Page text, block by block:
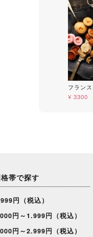
フラン
¥ 3300
帯で探す
円（税込）
円～1.999円（税込）
円～2.999円（税込）